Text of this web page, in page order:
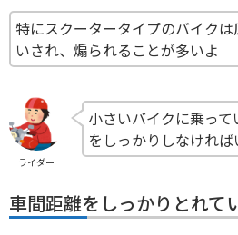
特にスクータータイプのバイク
いされ、煽られることが多いよ
ライダー
小さいバイクに乗っ
をしっかりしなけれ
車間距離をしっかりとれて